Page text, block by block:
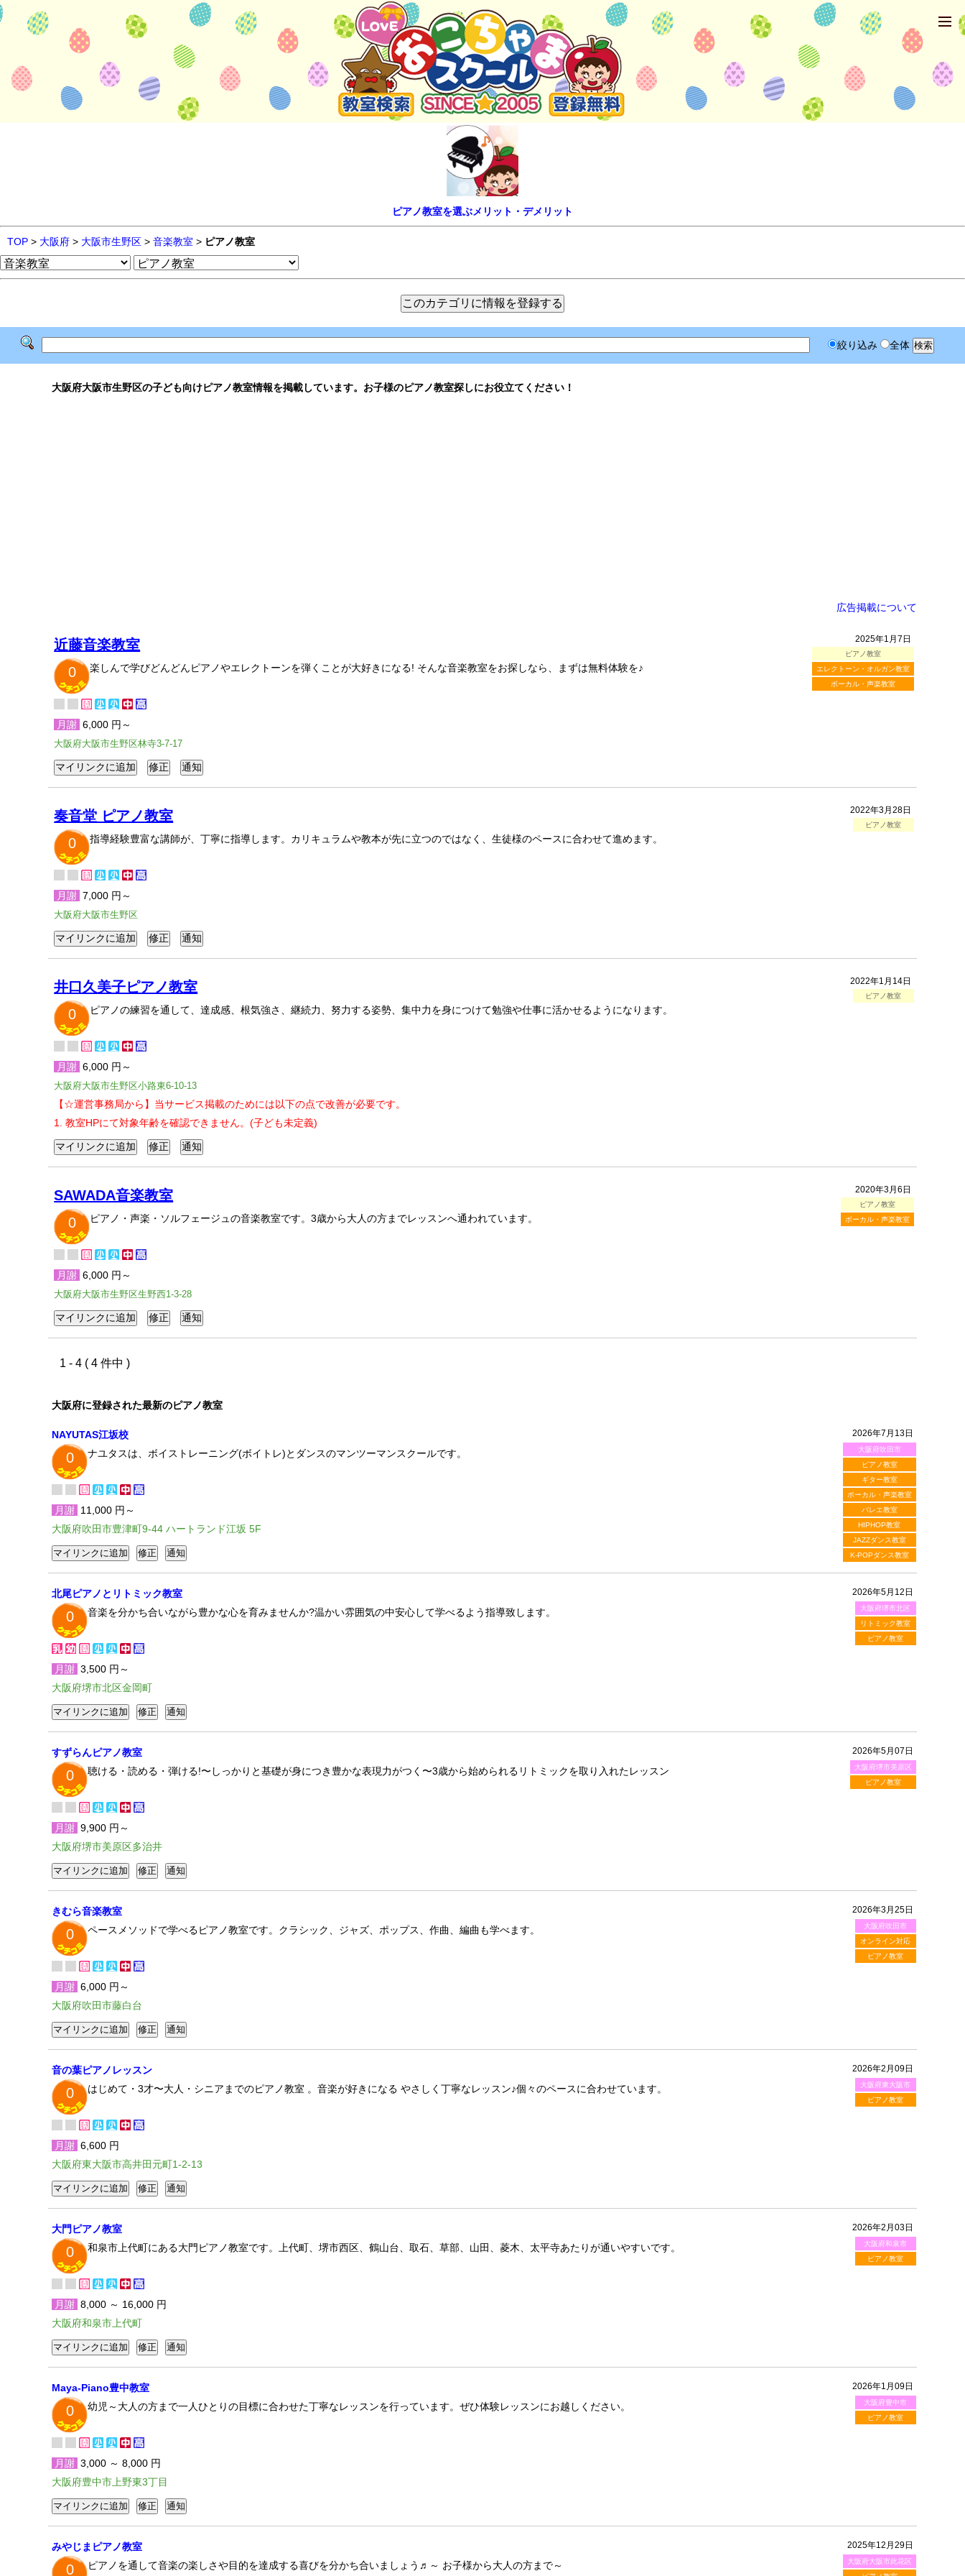
ピアノ教室を選ぶメリット・デメリット
TOP > 大阪府 > 大阪市生野区 > 音楽教室 > ピアノ教室
絞り込み 全体
大阪府大阪市生野区の子ども向けピアノ教室情報を掲載しています。お子様のピアノ教室探しにお役立てください！
広告掲載について
2025年1月7日
ピアノ教室
エレクトーン・オルガン教室
ボーカル・声楽教室
近藤音楽教室
0
楽しんで学びどんどんピアノやエレクトーンを弾くことが大好きになる! そんな音楽教室をお探しなら、まずは無料体験を♪
月謝 6,000 円～
大阪府大阪市生野区林寺3-7-17
2022年3月28日
ピアノ教室
奏音堂 ピアノ教室
0
指導経験豊富な講師が、丁寧に指導します。カリキュラムや教本が先に立つのではなく、生徒様のペースに合わせて進めます。
月謝 7,000 円～
大阪府大阪市生野区
2022年1月14日
ピアノ教室
井口久美子ピアノ教室
0
ピアノの練習を通して、達成感、根気強さ、継続力、努力する姿勢、集中力を身につけて勉強や仕事に活かせるようになります。
月謝 6,000 円～
大阪府大阪市生野区小路東6-10-13
【☆運営事務局から】当サービス掲載のためには以下の点で改善が必要です。
1. 教室HPにて対象年齢を確認できません。(子ども未定義)
2020年3月6日
ピアノ教室
ボーカル・声楽教室
SAWADA音楽教室
0
ピアノ・声楽・ソルフェージュの音楽教室です。3歳から大人の方までレッスンへ通われています。
月謝 6,000 円～
大阪府大阪市生野区生野西1-3-28
1 - 4 ( 4 件中 )
大阪府に登録された最新のピアノ教室
2026年7月13日
大阪府吹田市
ピアノ教室
ギター教室
ボーカル・声楽教室
バレエ教室
HIPHOP教室
JAZZダンス教室
K-POPダンス教室
NAYUTAS江坂校
0 ナユタスは、ボイストレーニング(ボイトレ)とダンスのマンツーマンスクールです。
月謝 11,000 円～
大阪府吹田市豊津町9-44 ハートランド江坂 5F
2026年5月12日
大阪府堺市北区
リトミック教室
ピアノ教室
北尾ピアノとリトミック教室
0 音楽を分かち合いながら豊かな心を育みませんか?温かい雰囲気の中安心して学べるよう指導致します。
月謝 3,500 円～
大阪府堺市北区金岡町
2026年5月07日
大阪府堺市美原区
ピアノ教室
すずらんピアノ教室
0 聴ける・読める・弾ける!〜しっかりと基礎が身につき豊かな表現力がつく〜3歳から始められるリトミックを取り入れたレッスン
月謝 9,900 円～
大阪府堺市美原区多治井
2026年3月25日
大阪府吹田市
オンライン対応
ピアノ教室
きむら音楽教室
0 ペースメソッドで学べるピアノ教室です。クラシック、ジャズ、ポップス、作曲、編曲も学べます。
月謝 6,000 円～
大阪府吹田市藤白台
2026年2月09日
大阪府東大阪市
ピアノ教室
音の葉ピアノレッスン
0 はじめて・3才〜大人・シニアまでのピアノ教室 。音楽が好きになる やさしく丁寧なレッスン♪個々のペースに合わせています。
月謝 6,600 円
大阪府東大阪市高井田元町1-2-13
2026年2月03日
大阪府和泉市
ピアノ教室
大門ピアノ教室
0 和泉市上代町にある大門ピアノ教室です。上代町、堺市西区、鶴山台、取石、草部、山田、菱木、太平寺あたりが通いやすいです。
月謝 8,000 ～ 16,000 円
大阪府和泉市上代町
2026年1月09日
大阪府豊中市
ピアノ教室
Maya-Piano豊中教室
0 幼児～大人の方まで一人ひとりの目標に合わせた丁寧なレッスンを行っています。ぜひ体験レッスンにお越しください。
月謝 3,000 ～ 8,000 円
大阪府豊中市上野東3丁目
2025年12月29日
大阪府大阪市此花区
みやじまピアノ教室
0 ピアノを通して音楽の楽しさや目的を達成する喜びを分かち合いましょう♬～ お子様から大人の方まで～